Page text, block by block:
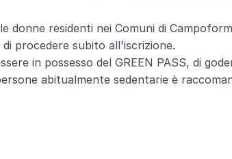
donne residenti nei Comuni di
procedere subito all'iscrizione.
in possesso del GREEN PASS, di
abitualmente sedentarie è